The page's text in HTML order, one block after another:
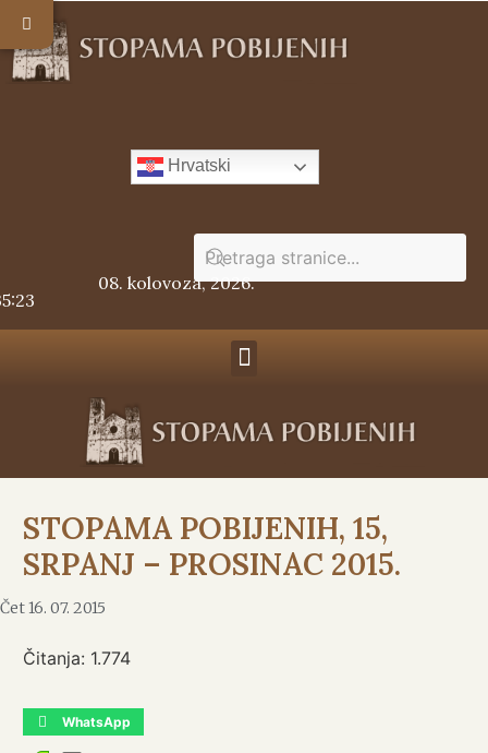
Hrvatski
08. kolovoza, 2026.
STOPAMA POBIJENIH, 15,
SRPANJ – PROSINAC 2015.
Čet 16. 07. 2015
Čitanja: 1.774
WhatsApp